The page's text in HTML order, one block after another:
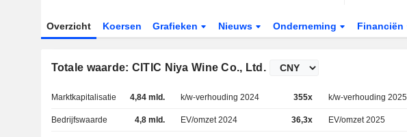
Overzicht Koersen Grafieken Nieuws Onderneming Financiën
Totale waarde: CITIC Niya Wine Co., Ltd.
Marktkapitalisatie 4,84 mld. k/w-verhouding 2024 355x k/w-verhouding 2025
Bedrijfswaarde 4,8 mld. EV/omzet 2024 36,3x EV/omzet 2025